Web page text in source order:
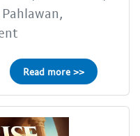
Read more >>